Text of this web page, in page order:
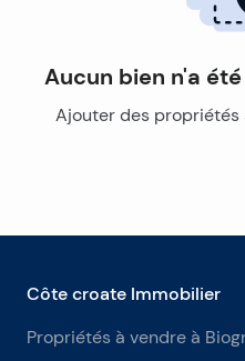
Aucun bien n'a
Ajouter des propriétés
Côte croate Immobilier
Propriétés à vendre à